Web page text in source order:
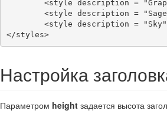
</styles>
Настройка
Параметром height задается высота